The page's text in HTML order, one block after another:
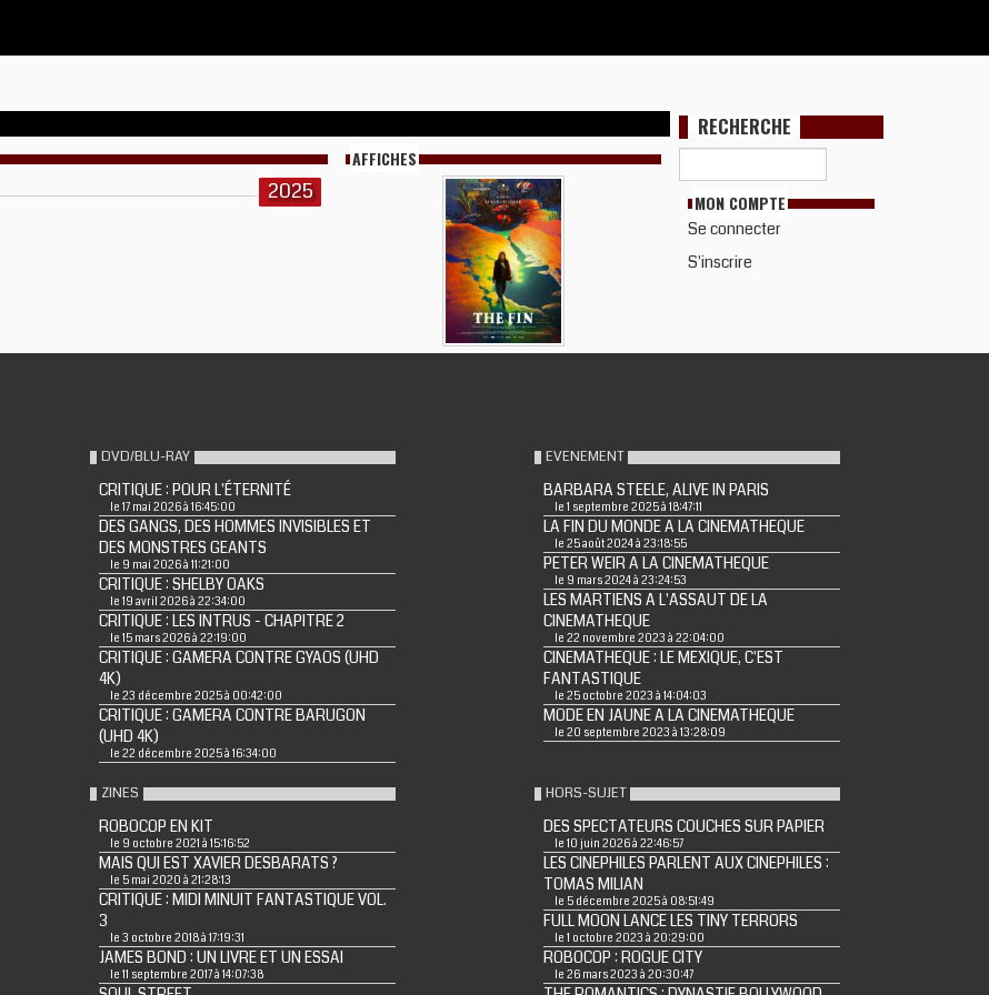
2025
AFFICHES
RECHERCHE
MON COMPTE
Se connecter
S'inscrire
DVD/BLU-RAY
CRITIQUE : POUR L'ÉTERNITÉ
le 17 mai 2026 à 16:45:00
DES GANGS, DES HOMMES INVISIBLES ET
DES MONSTRES GEANTS
le 9 mai 2026 à 11:21:00
CRITIQUE : SHELBY OAKS
le 19 avril 2026 à 22:34:00
CRITIQUE : LES INTRUS - CHAPITRE 2
le 15 mars 2026 à 22:19:00
CRITIQUE : GAMERA CONTRE GYAOS (UHD
4K)
le 23 décembre 2025 à 00:42:00
CRITIQUE : GAMERA CONTRE BARUGON
(UHD 4K)
le 22 décembre 2025 à 16:34:00
EVENEMENT
BARBARA STEELE, ALIVE IN PARIS
le 1 septembre 2025 à 18:47:11
LA FIN DU MONDE A LA CINEMATHEQUE
le 25 août 2024 à 23:18:55
PETER WEIR A LA CINEMATHEQUE
le 9 mars 2024 à 23:24:53
LES MARTIENS A L'ASSAUT DE LA
CINEMATHEQUE
le 22 novembre 2023 à 22:04:00
CINEMATHEQUE : LE MEXIQUE, C'EST
FANTASTIQUE
le 25 octobre 2023 à 14:04:03
MODE EN JAUNE A LA CINEMATHEQUE
le 20 septembre 2023 à 13:28:09
ZINES
ROBOCOP EN KIT
le 9 octobre 2021 à 15:16:52
MAIS QUI EST XAVIER DESBARATS ?
le 5 mai 2020 à 21:28:13
CRITIQUE : MIDI MINUIT FANTASTIQUE VOL.
3
le 3 octobre 2018 à 17:19:31
JAMES BOND : UN LIVRE ET UN ESSAI
le 11 septembre 2017 à 14:07:38
HORS-SUJET
DES SPECTATEURS COUCHES SUR PAPIER
le 10 juin 2026 à 22:46:57
LES CINEPHILES PARLENT AUX CINEPHILES :
TOMAS MILIAN
le 5 décembre 2025 à 08:51:49
FULL MOON LANCE LES TINY TERRORS
le 1 octobre 2023 à 20:29:00
ROBOCOP : ROGUE CITY
le 26 mars 2023 à 20:30:47